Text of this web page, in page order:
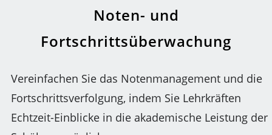
Noten- und
Fortschrittsüberwachung
Vereinfachen Sie das Notenmanagement und die
Fortschrittsverfolgung, indem Sie Lehrkräften
Echtzeit-Einblicke in die akademische Leistung der